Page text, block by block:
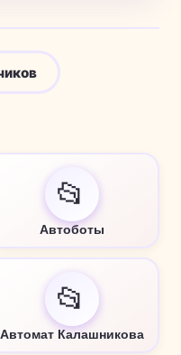
📂
Автоботы
📂
Автомат Калашникова